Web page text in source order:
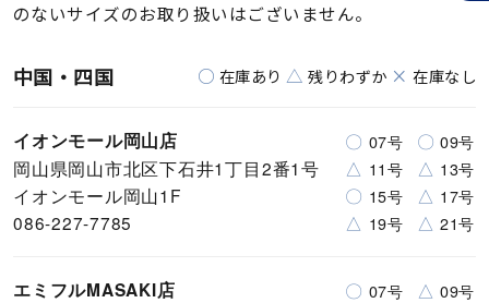
のないサイズのお取り扱いはございません。
○ 在庫あり △ 残りわずか × 在庫なし
中国・四国
イオンモール岡山店
岡山県岡山市北区下石井1丁目2番1号
イオンモール岡山1F
086-227-7785
〇 07号 〇 09号
△ 11号 △ 13号
〇 15号 △ 17号
△ 19号 △ 21号
エミフルMASAKI店
〇 07号 △ 09号